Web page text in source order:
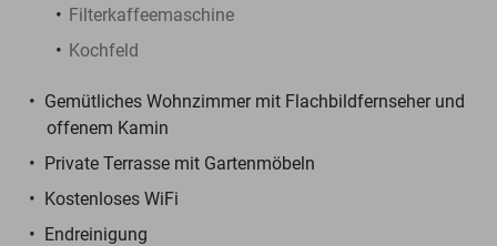
Filterkaffeemaschine
Kochfeld
Gemütliches Wohnzimmer mit Flachbildfernseher und
offenem Kamin
Private Terrasse mit Gartenmöbeln
Kostenloses WiFi
Endreinigung